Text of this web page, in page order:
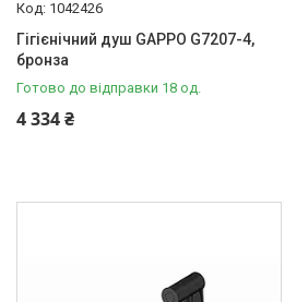
1042426
Гігієнічний душ GAPPO G7207-4,
бронза
Готово до відправки 18 од.
4 334 ₴